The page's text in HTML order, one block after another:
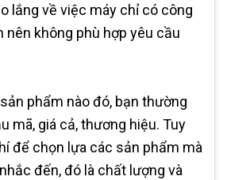
lắng về việc máy chỉ có công
nên không phù hợp yêu cầu
phẩm nào đó, bạn thường
mã, giá cả, thương hiệu. Tuy
để chọn lựa các sản phẩm mà
đến, đó là chất lượng và